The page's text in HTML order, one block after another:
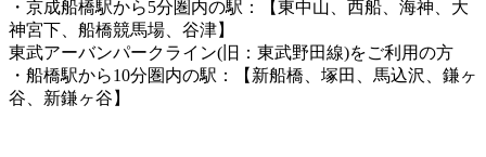
・京成船橋駅から5分圏内の駅：【東中山、西船、海神、大
神宮下、船橋競馬場、谷津】
東武アーバンパークライン(旧：東武野田線)をご利用の方
・船橋駅から10分圏内の駅：【新船橋、塚田、馬込沢、鎌ヶ
谷、新鎌ヶ谷】